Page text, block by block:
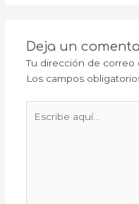
Deja un
Tu dirección de correo
Los campos
aquí...